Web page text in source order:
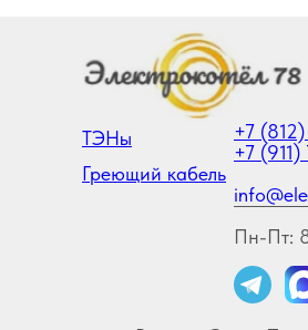
ТЭНы
Греющий кабель
+7
+7
Пн-Пт: